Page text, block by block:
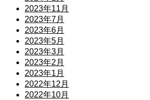
2023年11月
2023年7月
2023年6月
2023年5月
2023年3月
2023年2月
2023年1月
2022年12月
2022年10月